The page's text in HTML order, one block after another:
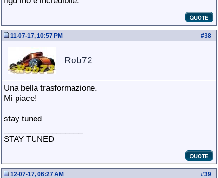
#38
11-07-17, 10:57 PM
Rob72
Una bella trasformazione.
Mi piace!
stay tuned
STAY TUNED
#39
12-07-17, 06:27 AM